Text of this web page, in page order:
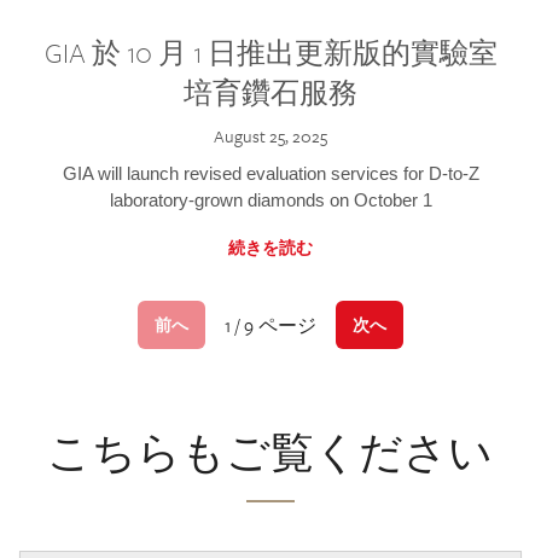
GIA 於 10 月 1 日推出更新版的實驗室
培育鑽石服務
August 25, 2025
GIA will launch revised evaluation services for D-to-Z
laboratory-grown diamonds on October 1
続きを読む
前へ 1 / 9 ページ 次へ
こちらもご覧ください